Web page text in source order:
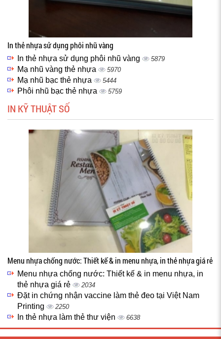
In thẻ nhựa sử dụng phôi nhũ vàng
In thẻ nhựa sử dụng phôi nhũ vàng 5879
Mạ nhũ vàng thẻ nhựa 5970
Mạ nhũ bạc thẻ nhựa 5444
Phôi nhũ bạc thẻ nhựa 5759
IN KỸ THUẬT SỐ
Menu nhựa chống nước: Thiết kế & in menu nhựa, in thẻ nhựa giá rẻ
Menu nhựa chống nước: Thiết kế & in menu nhựa, in
thẻ nhựa giá rẻ
2034
Đặt in chứng nhận vaccine làm thẻ đeo tại Việt Nam
Printing
2250
In thẻ nhựa làm thẻ thư viện 6638